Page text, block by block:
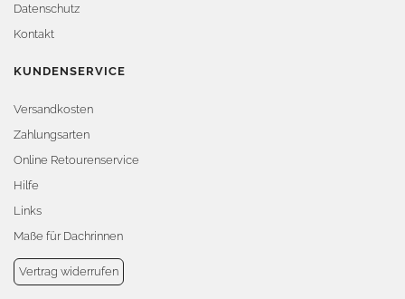
Datenschutz
Kontakt
KUNDENSERVICE
Versandkosten
Zahlungsarten
Online Retourenservice
Hilfe
Links
Maße für Dachrinnen
Vertrag widerrufen